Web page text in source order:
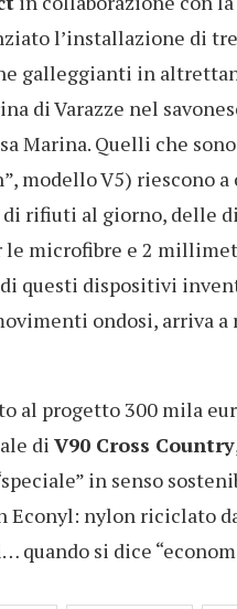
l’installazione di
galleggianti in
di Varazze nel
Marina. Quelli che
modello V5) riescono
di rifiuti al giorno, delle
microfibre e 2
questi dispositivi
ondosi, arriva
al progetto 300 mila
di V90 Cross Country
in senso
nylon riciclato
quando si dice